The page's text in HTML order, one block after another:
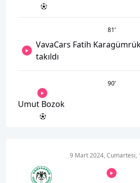
81’
VavaCars Fatih
takıldı
90’
Umut Bozok
9 Mart 2024, Cumartesi,